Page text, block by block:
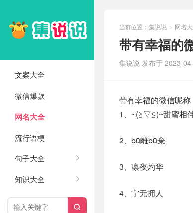
文案大全
微信爆款
网名大全
流行语梗
句子大全
知识大全

当前位置： 集说说 > 网名
带有幸福的
集说说 发布于 2023-
带有幸福的微信昵称
1、~(≧▽≦)~甜蜜相
2、bū離bū棄
3、凛夜灼华
4、宁无拥人